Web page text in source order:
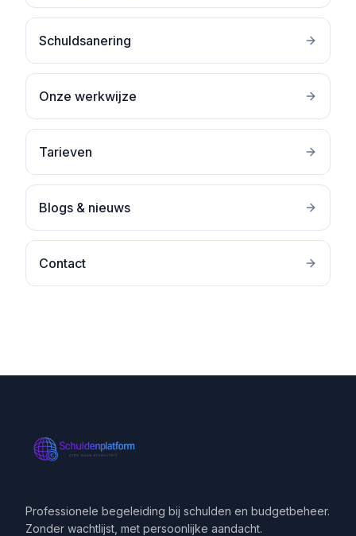
Schuldsanering
Onze werkwijze
Tarieven
Blogs & nieuws
Contact
Professionele begeleiding bij schulden en budgetbeheer.
Zonder wachtlijst, met persoonlijke aandacht.